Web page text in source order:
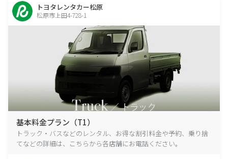
トヨタレンタカー松原
松原市上田4-728-1
基本料金プラン（T1）
トラック・バスなどのレンタル、お得な割引料金や予約、乗り捨
てなどの詳細は、こちらから各店舗にお電話ください。